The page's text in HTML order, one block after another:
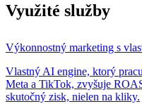
Využité služby
Výkonnostný marketing s
Vlastný AI engine, ktorý
Meta a TikTok, zvyšuje
skutočný zisk, nielen na kliky.